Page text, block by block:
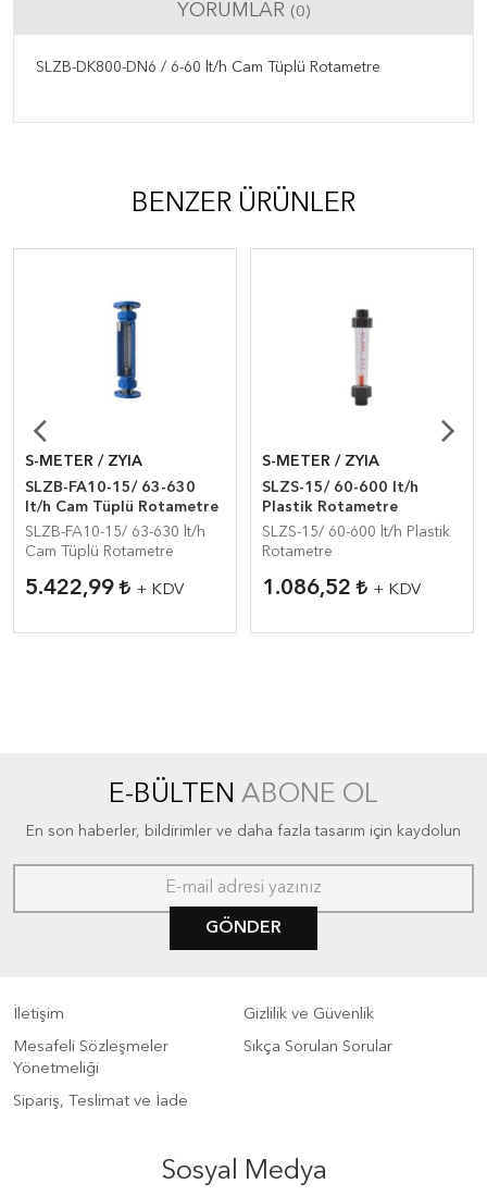
YORUMLAR (0)
SLZB-DK800-DN6 / 6-60 lt/h Cam Tüplü Rotametre
BENZER ÜRÜNLER
S-METER / ZYIA
SLZB-FA10-15/ 63-630
lt/h Cam Tüplü Rotametre
SLZB-FA10-15/ 63-630 lt/h
Cam Tüplü Rotametre
5.422,99 + KDV
S-METER / ZYIA
SLZS-15/ 60-600 lt/h
Plastik Rotametre
SLZS-15/ 60-600 lt/h Plastik
Rotametre
1.086,52 + KDV
E-BÜLTEN ABONE OL
En son haberler, bildirimler ve daha fazla tasarım için kaydolun
GÖNDER
İletişim
Gizlilik ve Güvenlik
Mesafeli Sözleşmeler
Yönetmeliği
Sıkça Sorulan Sorular
Sipariş, Teslimat ve İade
Sosyal Medya